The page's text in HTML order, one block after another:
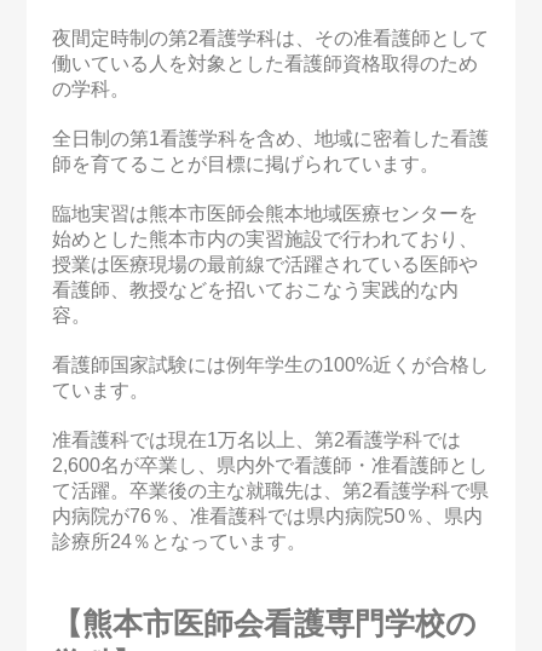
夜間定時制の第2看護学科は、その准看護師として
働いている人を対象とした看護師資格取得のため
の学科。
全日制の第1看護学科を含め、地域に密着した看護
師を育てることが目標に掲げられています。
臨地実習は熊本市医師会熊本地域医療センターを
始めとした熊本市内の実習施設で行われており、
授業は医療現場の最前線で活躍されている医師や
看護師、教授などを招いておこなう実践的な内
容。
看護師国家試験には例年学生の100%近くが合格し
ています。
准看護科では現在1万名以上、第2看護学科では
2,600名が卒業し、県内外で看護師・准看護師とし
て活躍。卒業後の主な就職先は、第2看護学科で県
内病院が76％、准看護科では県内病院50％、県内
診療所24％となっています。
【熊本市医師会看護専門学校の